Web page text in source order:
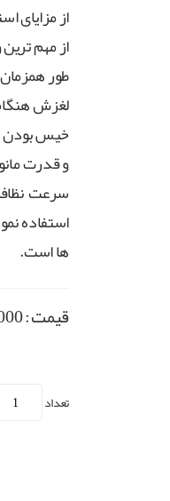
از مزایای
از مهم
طور
لغزش
خیس بودن
و قدرت
سرعت
استفاده
ها است.
قیمت :
تعداد